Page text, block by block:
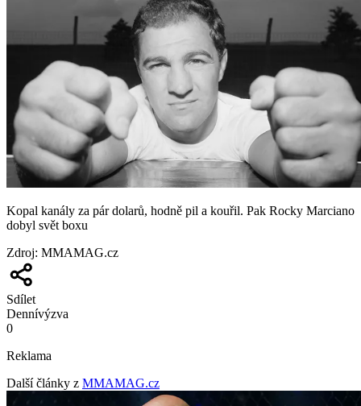
Kopal kanály za pár dolarů, hodně pil a kouřil. Pak Rocky Marciano
dobyl svět boxu
Zdroj: MMAMAG.cz
Sdílet
Dennívýzva
0
Reklama
Další články z MMAMAG.cz